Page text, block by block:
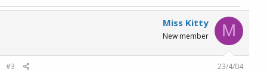
M
Miss Kitty
New member
23/4/04
#3